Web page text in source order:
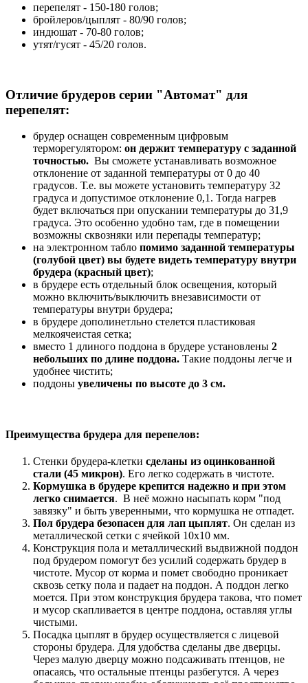
перепелят - 150-180 голов;
бройлеров/цыплят - 80/90 голов;
индюшат - 70-80 голов;
утят/гусят - 45/20 голов.
Отличие брудеров серии "Автомат" для
перепелят:
брудер оснащен современным цифровым
терморегулятором: он держит температуру с заданной
точностью. Вы сможете устанавливать возможное
отклонение от заданной температуры от 0 до 40
градусов. Т.е. вы можете установить температуру 32
градуса и допустимое отклонение 0,1. Тогда нагрев
будет включаться при опускании температуры до 31,9
градуса. Это особенно удобно там, где в помещении
возможны сквозняки или перепады температур;
на электронном табло помимо заданной температуры
(голубой цвет) вы будете видеть температуру внутри
брудера (красный цвет);
в брудере есть отдельный блок освещения, который
можно включить/выключить внезависимости от
температуры внутри брудера;
в брудере дополинетльно стелется пластиковая
мелкоячеистая сетка;
вместо 1 длиного поддона в брудере установлены 2
небольших по длине поддона. Такие поддоны легче и
удобнее чистить;
поддоны увеличены по высоте до 3 см.
Преимущества брудера для перепелов:
Стенки брудера-клетки сделаны из оцинкованной
стали (45 микрон). Его легко содержать в чистоте.
Кормушка в брудере крепится надежно и при этом
легко снимается. В неё можно насыпать корм "под
завязку" и быть уверенными, что кормушка не отпадет.
Пол брудера безопасен для лап цыплят. Он сделан из
металлической сетки с ячейкой 10х10 мм.
Конструкция пола и металлический выдвижной поддон
под брудером помогут без усилий содержать брудер в
чистоте. Мусор от корма и помет свободно проникает
сквозь сетку пола и падает на поддон. А поддон легко
моется. При этом конструкция брудера такова, что помет
и мусор скапливается в центре поддона, оставляя углы
чистыми.
Посадка цыплят в брудер осуществляется с лицевой
стороны брудера. Для удобства сделаны две дверцы.
Через малую дверцу можно подсаживать птенцов, не
опасаясь, что остальные птенцы разбегутся. А через